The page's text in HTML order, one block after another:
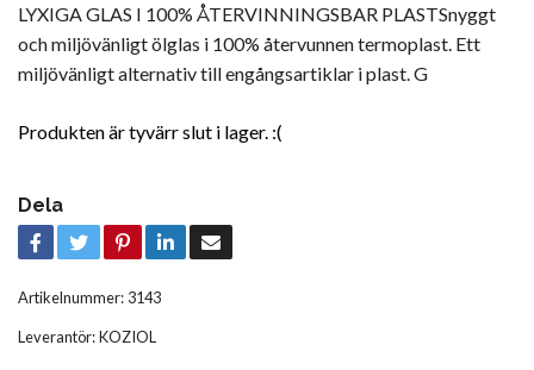
LYXIGA GLAS I 100% ÅTERVINNINGSBAR PLASTSnyggt
och miljövänligt ölglas i 100% återvunnen termoplast. Ett
miljövänligt alternativ till engångsartiklar i plast. G
Produkten är tyvärr slut i lager. :(
Dela
Artikelnummer: 3143
Leverantör:KOZIOL